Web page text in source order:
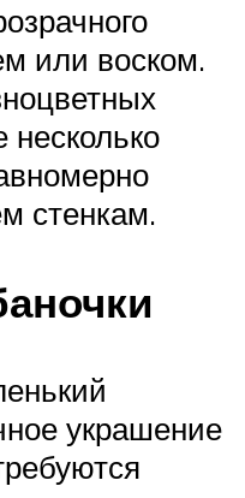
или воском.
несколько
стенкам.
украшение